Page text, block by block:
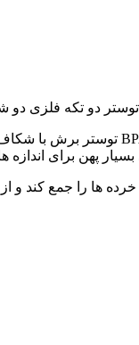
ها را جمع کند